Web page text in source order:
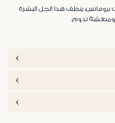
بروفانس، ينظف هذا الجل البشرة
ومنعشة تدوم.